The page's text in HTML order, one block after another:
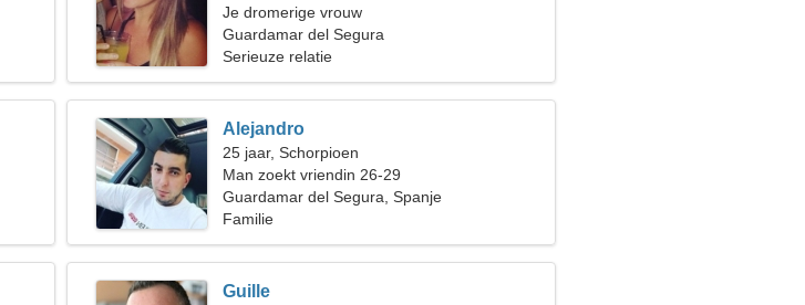
Je dromerige vrouw
Guardamar del Segura
Serieuze relatie
Alejandro
25 jaar, Schorpioen
Man zoekt vriendin 26-29
Guardamar del Segura, Spanje
Familie
Guille